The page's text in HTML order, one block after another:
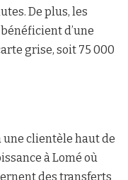
De plus, les
d’une
grise, soit 75 000
une clientèle haut de
à Lomé où
des transferts